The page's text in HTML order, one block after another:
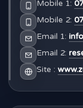
Mobile 1:
Mobile 2:
Email 1:
Email 2:
Site :